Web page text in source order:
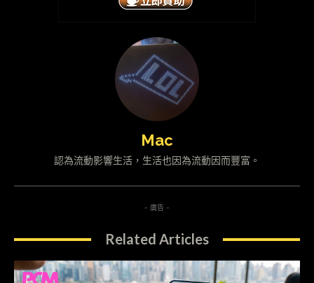
Mac
認為流動影響生活，生活也因為流動因而豐富。
- 廣告 -
Related Articles